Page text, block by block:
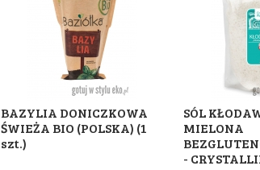
BAZYLIA DONICZKOWA
ŚWIEŻA BIO (POLSKA) (1
szt.)
SÓL
MIELONA
-